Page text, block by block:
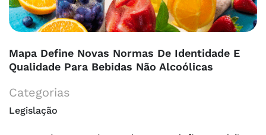
Mapa Define Novas Normas De Identidade E
Qualidade Para Bebidas Não Alcoólicas
Categorias
Legislação